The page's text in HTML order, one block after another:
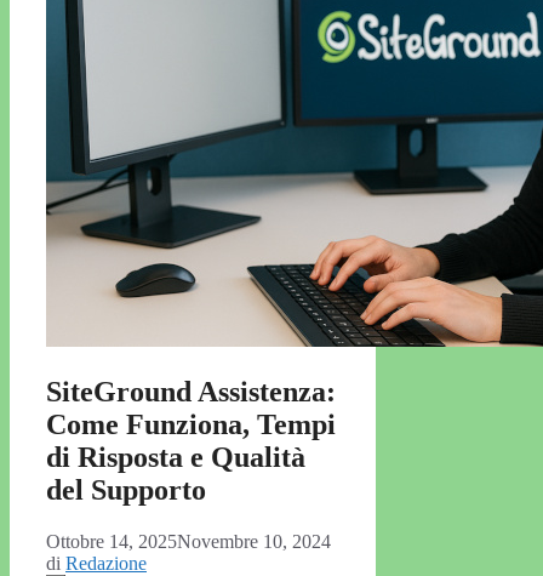
SiteGround Assistenza:
Come Funziona, Tempi
di Risposta e Qualità
del Supporto
Ottobre 14, 2025Novembre 10, 2024
di Redazione